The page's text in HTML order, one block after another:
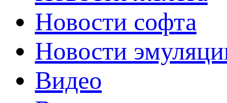
Новости софта
Новости
Видео